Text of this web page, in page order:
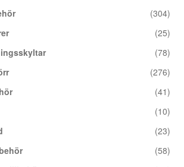
(304)
(25)
(78)
(276)
(41)
(10)
(23)
(58)